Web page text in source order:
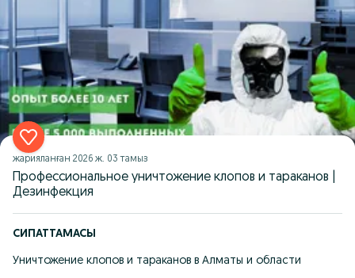
жарияланған 2026 ж. 03 тамыз
Профессиональное уничтожение клопов и тараканов |
Дезинфекция
СИПАТТАМАСЫ
Уничтожение клопов и тараканов в Алматы и области